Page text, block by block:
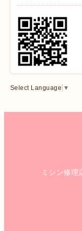
Select Language ▼
ミシン修